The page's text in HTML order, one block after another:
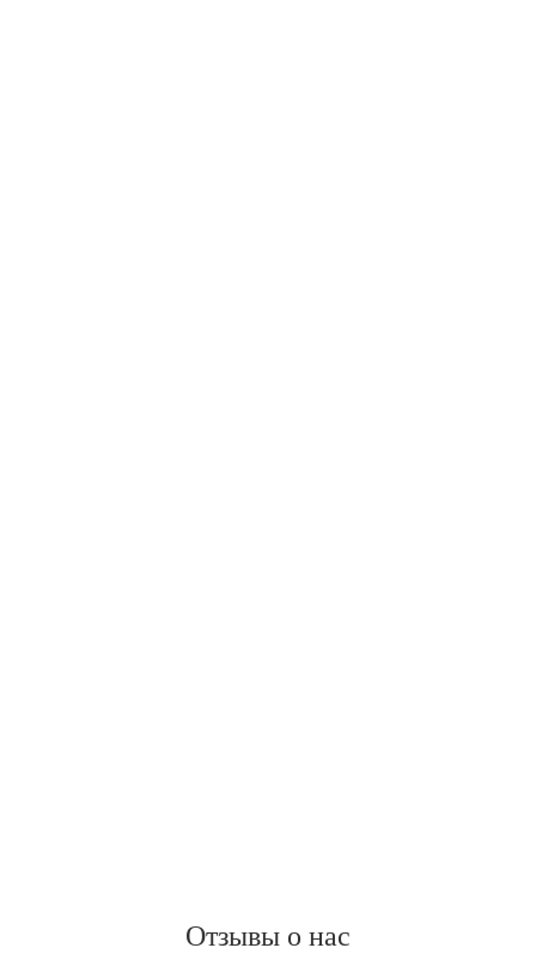
Отзывы о нас